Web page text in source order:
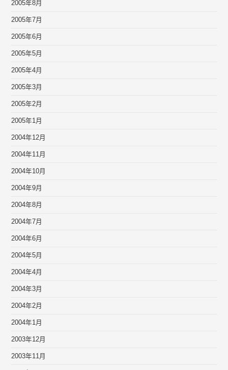
2005年8月
2005年7月
2005年6月
2005年5月
2005年4月
2005年3月
2005年2月
2005年1月
2004年12月
2004年11月
2004年10月
2004年9月
2004年8月
2004年7月
2004年6月
2004年5月
2004年4月
2004年3月
2004年2月
2004年1月
2003年12月
2003年11月